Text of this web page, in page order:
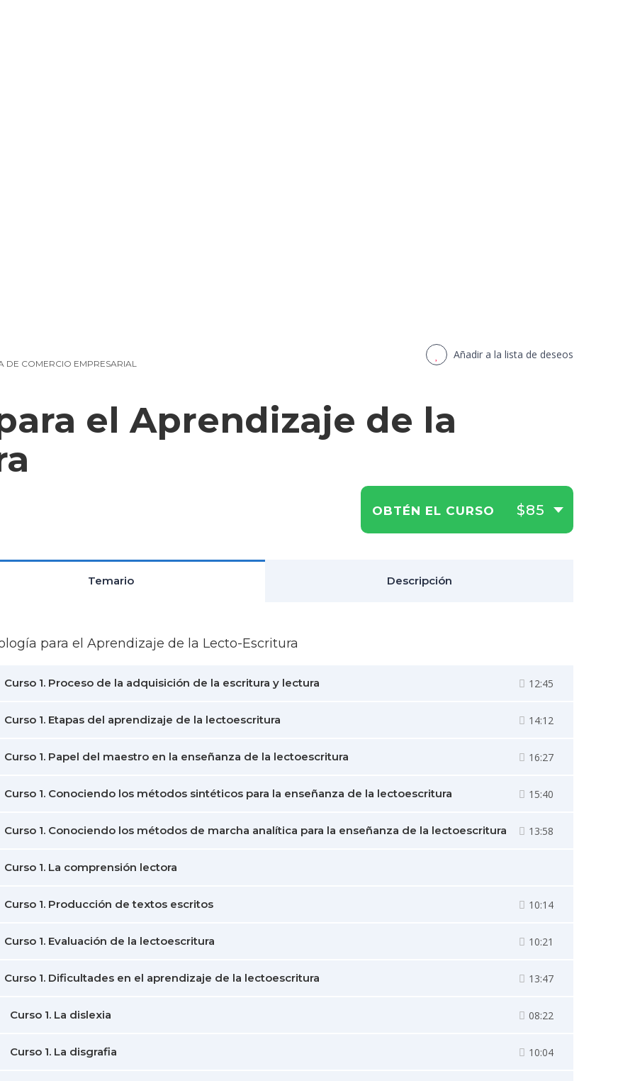
DE COMERCIO EMPRESARIAL
Añadir a la lista de deseos
el Aprendizaje de la
OBTÉN EL CURSO $85
Temario Descripción
para el Aprendizaje de la Lecto-Escritura
Curso 1. Proceso de la adquisición de la escritura y lectura 12:45
Curso 1. Etapas del aprendizaje de la lectoescritura 14:12
Curso 1. Papel del maestro en la enseñanza de la lectoescritura 16:27
Curso 1. Conociendo los métodos sintéticos para la enseñanza de la lectoescritura 15:40
Curso 1. Conociendo los métodos de marcha analítica para la enseñanza de la lectoescritura 13:58
Curso 1. La comprensión lectora
Curso 1. Producción de textos escritos 10:14
Curso 1. Evaluación de la lectoescritura 10:21
Curso 1. Dificultades en el aprendizaje de la lectoescritura 13:47
Curso 1. La dislexia 08:22
Curso 1. La disgrafia 10:04